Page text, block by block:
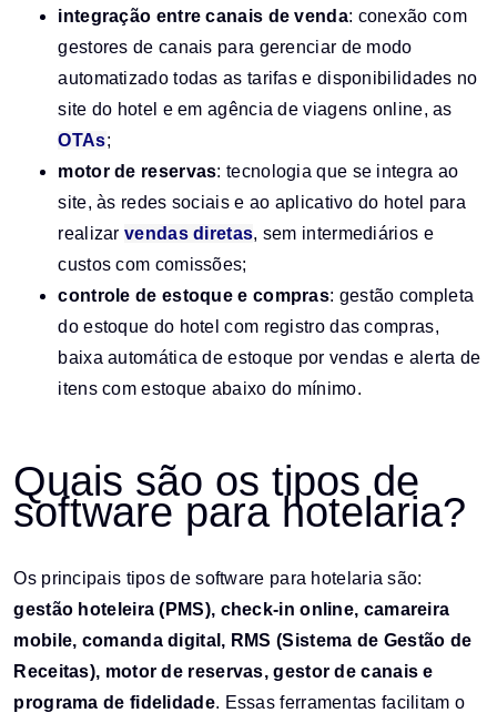
integração entre canais de venda: conexão com
gestores de canais para gerenciar de modo
automatizado todas as tarifas e disponibilidades no
site do hotel e em agência de viagens online, as
OTAs;
motor de reservas: tecnologia que se integra ao
site, às redes sociais e ao aplicativo do hotel para
realizarvendas diretas, sem intermediários e
custos com comissões;
controle de estoque e compras: gestão completa
do estoque do hotel com registro das compras,
baixa automática de estoque por vendas e alerta de
itens com estoque abaixo do mínimo.
Quais são os tipos de
software para hotelaria?
Os principais tipos de software para hotelaria são:
gestão hoteleira (PMS), check-in online, camareira
mobile, comanda digital, RMS (Sistema de Gestão de
Receitas), motor de reservas, gestor de canais e
programa de fidelidade. Essas ferramentas facilitam o